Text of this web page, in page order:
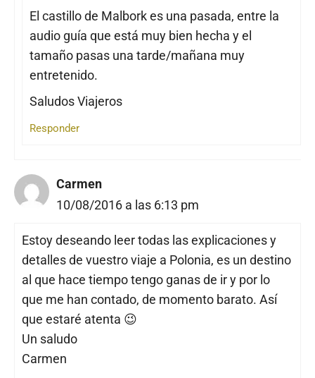
El castillo de Malbork es una pasada, entre la
audio guía que está muy bien hecha y el
tamaño pasas una tarde/mañana muy
entretenido.
Saludos Viajeros
Responder
Carmen
10/08/2016 a las 6:13 pm
Estoy deseando leer todas las explicaciones y
detalles de vuestro viaje a Polonia, es un destino
al que hace tiempo tengo ganas de ir y por lo
que me han contado, de momento barato. Así
que estaré atenta 😉
Un saludo
Carmen